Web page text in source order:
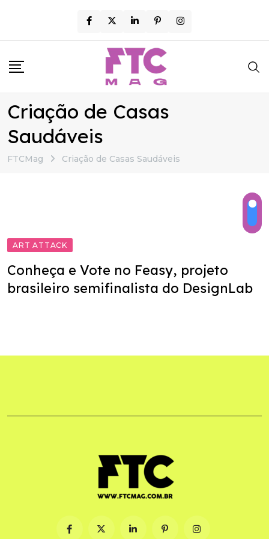
content
Criação de Casas
Saudáveis
FTCMag Criação de Casas Saudáveis
ART ATTACK
Conheça e Vote no Feasy, projeto
brasileiro semifinalista do DesignLab